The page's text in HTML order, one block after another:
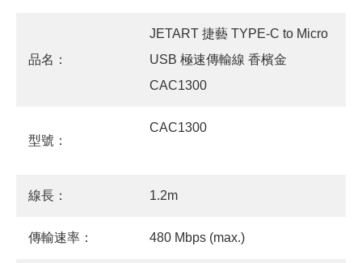
品名：
JETART 捷藝 TYPE-C to Micro
USB 極速傳輸線 香檳金
CAC1300
型號：
CAC1300
線長： 1.2m
傳輸速率： 480 Mbps (max.)